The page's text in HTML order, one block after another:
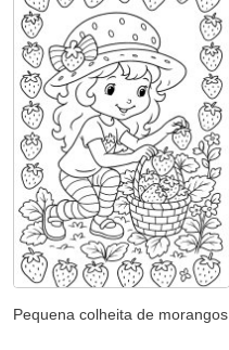
Pequena colheita de morangos